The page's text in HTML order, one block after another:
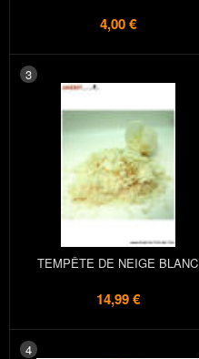
4,00 €
3
TEMPÊTE DE NEIGE BLANC
14,99 €
4